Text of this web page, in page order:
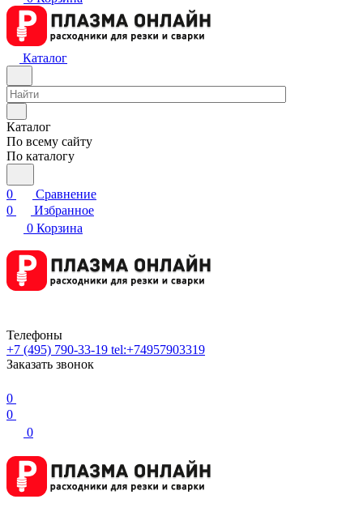
Каталог
Каталог
По всему сайту
По каталогу
0
Сравнение
0
Избранное
0 Корзина
Телефоны
+7 (495) 790-33-19 tel:+74957903319
Заказать звонок
0
0
0